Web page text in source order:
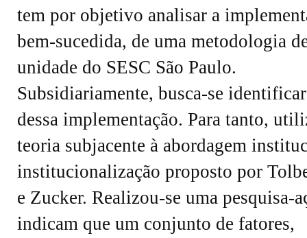
tem por objetivo analisar a
bem-sucedida, de uma metodologia
unidade do SESC São Paulo.
Subsidiariamente, busca-se
dessa implementação. Para tanto,
teoria subjacente à abordagem
institucionalização proposto por
e Zucker. Realizou-se uma pesquisa-
indicam que um conjunto de fatores,